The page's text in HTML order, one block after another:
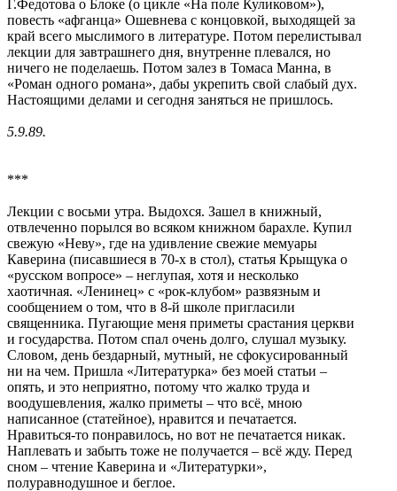
Г.Федотова о Блоке (о цикле «На поле Куликовом»),
повесть «афганца» Ошевнева с концовкой, выходящей за
край всего мыслимого в литературе. Потом перелистывал
лекции для завтрашнего дня, внутренне плевался, но
ничего не поделаешь. Потом залез в Томаса Манна, в
«Роман одного романа», дабы укрепить свой слабый дух.
Настоящими делами и сегодня заняться не пришлось.
5.9.89.
***
Лекции с восьми утра. Выдохся. Зашел в книжный,
отвлеченно порылся во всяком книжном барахле. Купил
свежую «Неву», где на удивление свежие мемуары
Каверина (писавшиеся в 70-х в стол), статья Крыщука о
«русском вопросе» – неглупая, хотя и несколько
хаотичная. «Ленинец» с «рок-клубом» развязным и
сообщением о том, что в 8-й школе пригласили
священника. Пугающие меня приметы срастания церкви
и государства. Потом спал очень долго, слушал музыку.
Словом, день бездарный, мутный, не сфокусированный
ни на чем. Пришла «Литературка» без моей статьи –
опять, и это неприятно, потому что жалко труда и
воодушевления, жалко приметы – что всё, мною
написанное (статейное), нравится и печатается.
Нравиться-то понравилось, но вот не печатается никак.
Наплевать и забыть тоже не получается – всё жду. Перед
сном – чтение Каверина и «Литературки»,
полуравнодушное и беглое.